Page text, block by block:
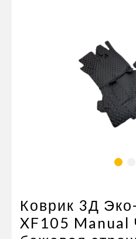
Оснащение прицепов
Автономное
кондиционировани
Стяжные ремни и
Коврик 3Д
XF105 Manual